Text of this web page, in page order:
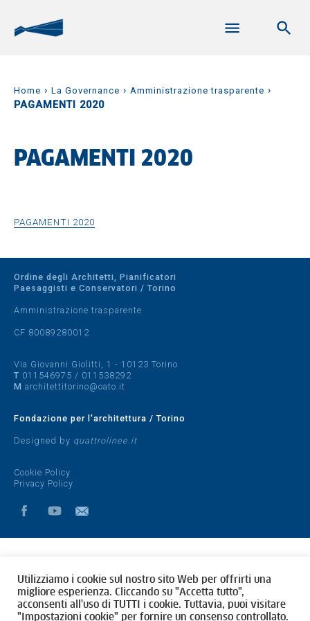
Home › La Governance › Amministrazione trasparente ›
PAGAMENTI 2020
PAGAMENTI 2020
PAGAMENTI 2020
Ordine degli Architetti, Pianificatori
Paesaggisti e Conservatori / Torino
Amministrazione trasparente
CF 80089280012
Via Giovanni Giolitti, 1 - 10123 Torino
T 011546975 / 011538292
M architettitorino@oato.it
Fondazione per l'architettura / Torino
Designed by quattrolinee.it
Cookie Policy
Privacy Policy
Utilizziamo i cookie sul nostro sito Web per offrirti una
migliore esperienza. Cliccando su "Accetta tutto",
acconsenti all'uso di TUTTI i cookie. Tuttavia, puoi visitare
"Impostazioni cookie" per fornire un consenso controllato.